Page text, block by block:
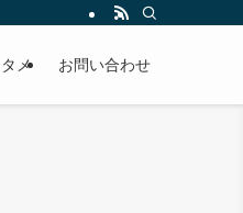
メ お問い合わせ